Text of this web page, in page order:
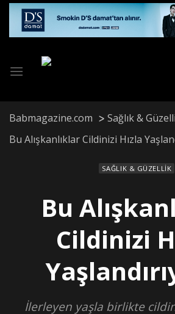
Skip
content
Babmagazine.com
Sağlık &
Bu Alışkanlıklar Cildinizi Hızla
SAĞLIK & GÜZELLIK
Bu
Cildinizi
İlerleyen yaşla birlikte